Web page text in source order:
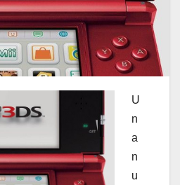
U
n
a
n
u